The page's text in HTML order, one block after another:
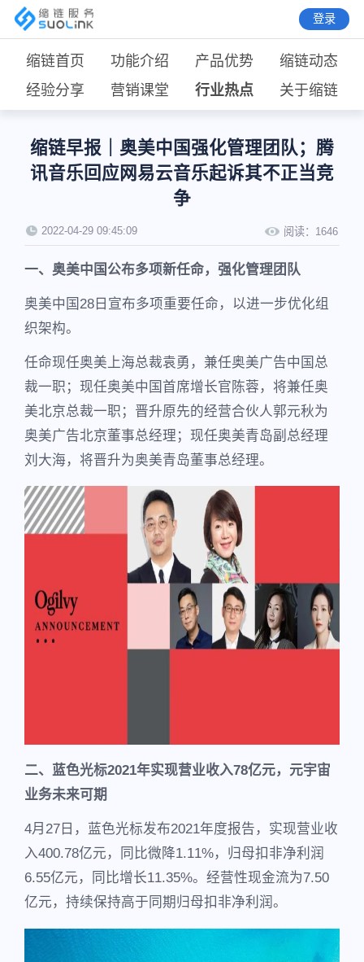
登录
缩链首页 功能介绍 产品优势
缩链动态
经验分享
营销课堂 行业热点 关于缩链
缩链早报｜奥美中国强化管理团队；腾
讯音乐回应网易云音乐起诉其不正当竞
争
2022-04-29 09:45:09 阅读： 1646
一、奥美中国公布多项新任命，强化管理团队
奥美中国28日宣布多项重要任命，以进一步优化组
织架构。
任命现任奥美上海总裁袁勇，兼任奥美广告中国总
裁一职；现任奥美中国首席增长官陈蓉，将兼任奥
美北京总裁一职；晋升原先的经营合伙人郭元秋为
奥美广告北京董事总经理；现任奥美青岛副总经理
刘大海，将晋升为奥美青岛董事总经理。
二、蓝色光标2021年实现营业收入78亿元，元宇宙
业务未来可期
4月27日，蓝色光标发布2021年度报告，实现营业收
入400.78亿元，同比微降1.11%，归母扣非净利润
6.55亿元，同比增长11.35%。经营性现金流为7.50
亿元，持续保持高于同期归母扣非净利润。